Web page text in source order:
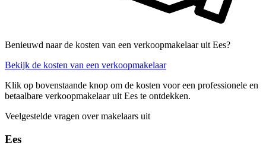
Benieuwd naar de kosten van een verkoopmakelaar uit Ees?
Bekijk de kosten van een verkoopmakelaar
Klik op bovenstaande knop om de kosten voor een professionele en
betaalbare verkoopmakelaar uit Ees te ontdekken.
Veelgestelde vragen over makelaars uit
Ees